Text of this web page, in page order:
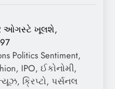
ઓગસ્ટે ખૂલશે,
Politics Sentiment,
IPO, ઈકોનોમી,
ન્યૂઝ, ક્રિપ્ટો, પર્સનલ